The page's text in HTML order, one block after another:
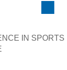
IN SPORTS